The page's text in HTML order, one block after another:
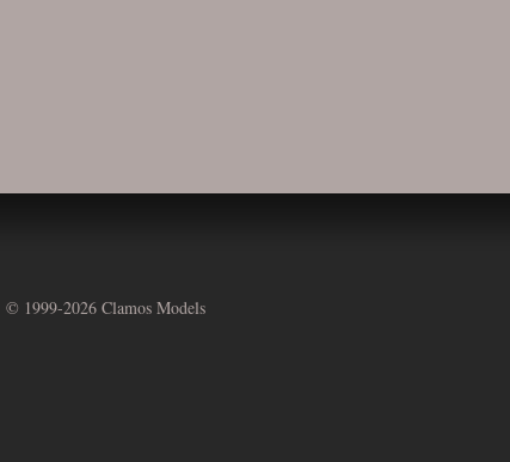
© 1999-2026 Clamos Models